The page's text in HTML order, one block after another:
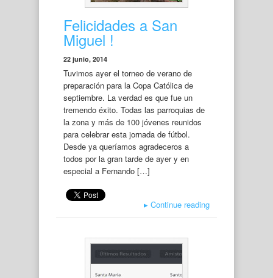
Felicidades a San
Miguel !
22 junio, 2014
Tuvimos ayer el torneo de verano de
preparación para la Copa Católica de
septiembre. La verdad es que fue un
tremendo éxito. Todas las parroquias de
la zona y más de 100 jóvenes reunidos
para celebrar esta jornada de fútbol.
Desde ya queríamos agradeceros a
todos por la gran tarde de ayer y en
especial a Fernando […]
▸ Continue reading